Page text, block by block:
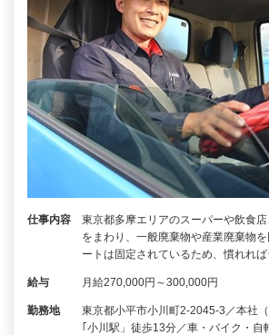
仕事内容
東京都多摩エリアのスーパーや飲食
をまわり、一般廃棄物や産業廃棄物
ートは固定されているため、慣れれ
給与 月給270,000円～300,000円
勤務地
東京都小平市小川町2-2045-3／本社（
｢小川駅」徒歩13分／車・バイク・